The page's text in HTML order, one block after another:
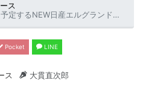
ス
産エルグランドが特設Webサイトで先行公開
Pocket LINE
ス 大貫直次郎